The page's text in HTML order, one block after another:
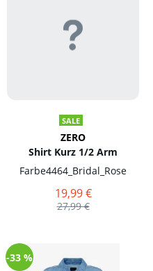
SALE
ZERO
Shirt Kurz 1/2 Arm
Farbe4464_Bridal_Rose
19,99 €
27,99 €
-33 %